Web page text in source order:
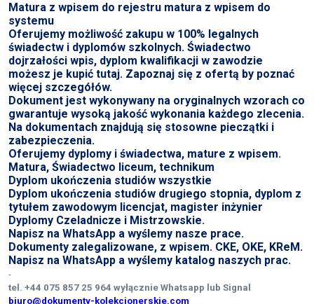
Matura z wpisem do rejestru matura z wpisem do
systemu
Oferujemy możliwość zakupu w 100% legalnych
świadectw i dyplomów szkolnych. Świadectwo
dojrzałości wpis, dyplom kwalifikacji w zawodzie
możesz je kupić tutaj. Zapoznaj się z ofertą by poznać
więcej szczegółów.
Dokument jest wykonywany na oryginalnych wzorach co
gwarantuje wysoką jakość wykonania każdego zlecenia.
Na dokumentach znajdują się stosowne pieczątki i
zabezpieczenia.
Oferujemy dyplomy i świadectwa, mature z wpisem.
Matura, Świadectwo liceum, technikum
Dyplom ukończenia studiów wszystkie
Dyplom ukończenia studiów drugiego stopnia, dyplom z
tytułem zawodowym licencjat, magister inżynier
Dyplomy Czeladnicze i Mistrzowskie.
Napisz na WhatsApp a wyślemy nasze prace.
Dokumenty zalegalizowane, z wpisem. CKE, OKE, KReM.
Napisz na WhatsApp a wyślemy katalog naszych prac.
-
tel. +44 075 857 25 964 wyłącznie Whatsapp lub Signal
biuro@dokumenty-kolekcjonerskie.com